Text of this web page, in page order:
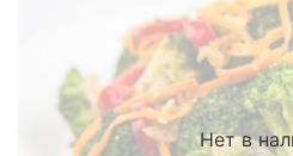
Нет в